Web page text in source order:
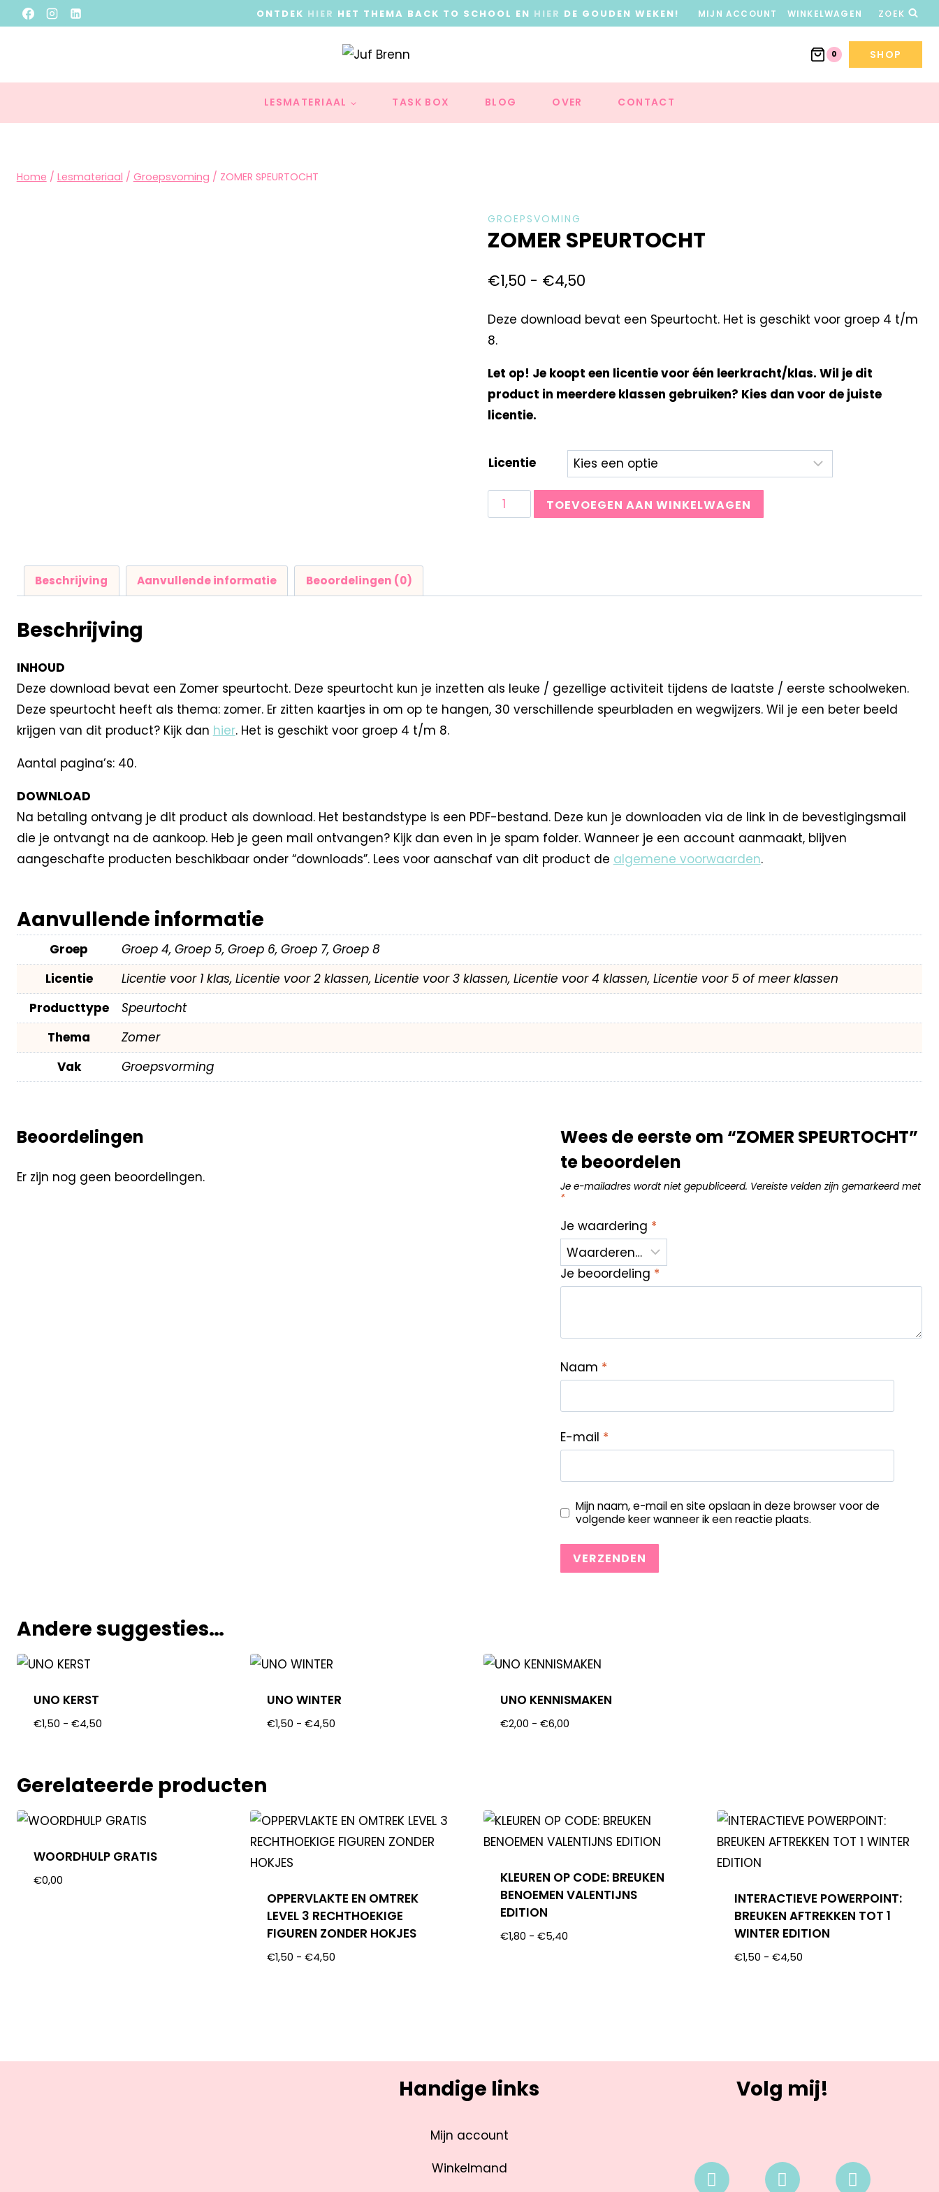
ONTDEK HIER HET THEMA BACK TO SCHOOL EN HIER DE GOUDEN WEKEN! MIJN ACCOUNT WINKELWAGEN ZOEK
0 SHOP
LESMATERIAAL TASK BOX BLOG OVER CONTACT
Home / Lesmateriaal / Groepsvoming / ZOMER SPEURTOCHT
GROEPSVOMING
ZOMER SPEURTOCHT
€1,50 - €4,50
Deze download bevat een Speurtocht. Het is geschikt voor groep 4 t/m
8.
Let op! Je koopt een licentie voor één leerkracht/klas. Wil je dit
product in meerdere klassen gebruiken? Kies dan voor de juiste
licentie.
Licentie
TOEVOEGEN AAN WINKELWAGEN
Beschrijving Aanvullende informatie Beoordelingen (0)
Beschrijving
INHOUD
Deze download bevat een Zomer speurtocht. Deze speurtocht kun je inzetten als leuke / gezellige activiteit tijdens de laatste / eerste schoolweken.
Deze speurtocht heeft als thema: zomer. Er zitten kaartjes in om op te hangen, 30 verschillende speurbladen en wegwijzers. Wil je een beter beeld
krijgen van dit product? Kijk dan hier. Het is geschikt voor groep 4 t/m 8.
Aantal pagina’s: 40.
DOWNLOAD
Na betaling ontvang je dit product als download. Het bestandstype is een PDF-bestand. Deze kun je downloaden via de link in de bevestigingsmail
die je ontvangt na de aankoop. Heb je geen mail ontvangen? Kijk dan even in je spam folder. Wanneer je een account aanmaakt, blijven
aangeschafte producten beschikbaar onder “downloads”. Lees voor aanschaf van dit product de algemene voorwaarden.
Aanvullende informatie
Groep
Groep 4, Groep 5, Groep 6, Groep 7, Groep 8
Licentie
Licentie voor 1 klas, Licentie voor 2 klassen, Licentie voor 3 klassen, Licentie voor 4 klassen, Licentie voor 5 of meer klassen
Producttype
Speurtocht
Thema
Zomer
Vak
Groepsvorming
Beoordelingen
Er zijn nog geen beoordelingen.
Wees de eerste om “ZOMER SPEURTOCHT”
te beoordelen
Je e-mailadres wordt niet gepubliceerd. Vereiste velden zijn gemarkeerd met
*
Je waardering *
Je beoordeling *
Naam *
E-mail *
Mijn naam, e-mail en site opslaan in deze browser voor de
volgende keer wanneer ik een reactie plaats.
Andere suggesties…
UNO KERST
€1,50 - €4,50
UNO WINTER
€1,50 - €4,50
UNO KENNISMAKEN
€2,00 - €6,00
Gerelateerde producten
WOORDHULP GRATIS
€0,00
OPPERVLAKTE EN OMTREK
LEVEL 3 RECHTHOEKIGE
FIGUREN ZONDER HOKJES
€1,50 - €4,50
KLEUREN OP CODE: BREUKEN
BENOEMEN VALENTIJNS
EDITION
€1,80 - €5,40
INTERACTIEVE POWERPOINT:
BREUKEN AFTREKKEN TOT 1
WINTER EDITION
€1,50 - €4,50
Handige links
Mijn account
Winkelmand
Volg mij!